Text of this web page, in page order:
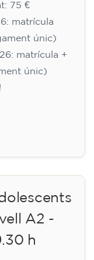
75 €
matrícula
únic)
matrícula +
únic)
A2 -
h